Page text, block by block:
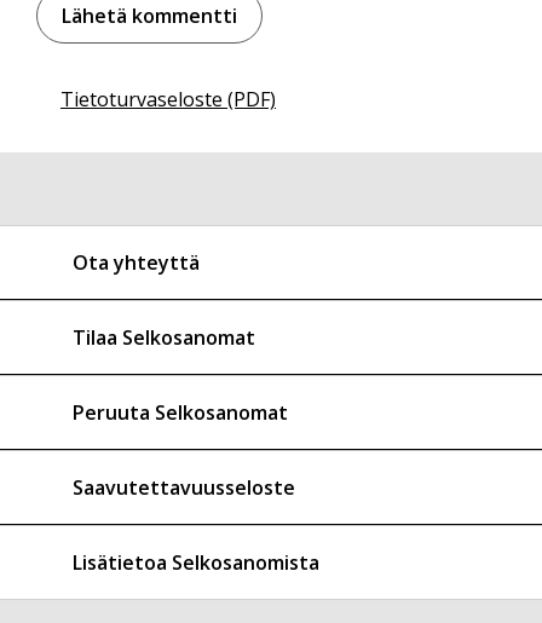
Tietoturvaseloste (PDF)
Ota yhteyttä
Tilaa Selkosanomat
Peruuta Selkosanomat
Saavutettavuusseloste
Lisätietoa Selkosanomista